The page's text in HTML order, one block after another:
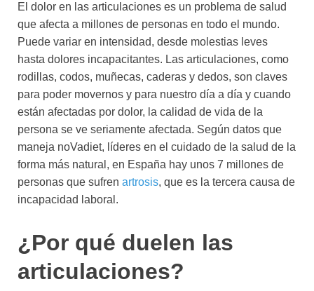
El dolor en las articulaciones es un problema de salud
que afecta a millones de personas en todo el mundo.
Puede variar en intensidad, desde molestias leves
hasta dolores incapacitantes. Las articulaciones, como
rodillas, codos, muñecas, caderas y dedos, son claves
para poder movernos y para nuestro día a día y cuando
están afectadas por dolor, la calidad de vida de la
persona se ve seriamente afectada. Según datos que
maneja noVadiet, líderes en el cuidado de la salud de la
forma más natural, en España hay unos 7 millones de
personas que sufren artrosis, que es la tercera causa de
incapacidad laboral.
¿Por qué duelen las
articulaciones?